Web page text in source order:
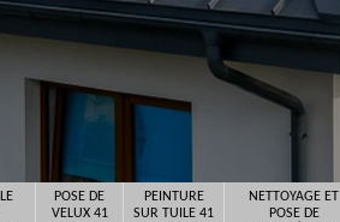
POSE DE
VELUX 41
PEINTURE
SUR TUILE 41
NETTOYAGE ET
POSE DE